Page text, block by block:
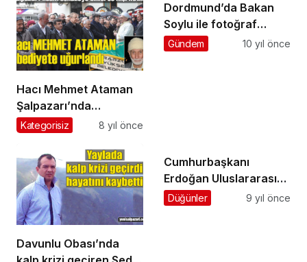
Hacı Mehmet Ataman
Şalpazarı’nda
ebediyete uğurlandı
Kategorisiz 8 yıl önce
Dordmund’da Bakan
Soylu ile fotoğraf
çektirdiler
Gündem 10 yıl önce
Davunlu Obası’nda
Cumhurbaşkanı
Erdoğan Uluslararası
Ombudsmanlık
Düğünler 9 yıl önce